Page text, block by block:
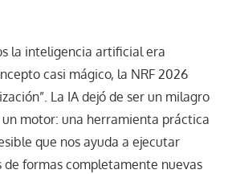
la inteligencia artificial era
casi mágico, la NRF 2026
La IA dejó de ser un milagro
motor: una herramienta práctica
que nos ayuda a ejecutar
formas completamente nuevas